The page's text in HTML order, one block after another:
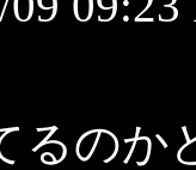
るのか